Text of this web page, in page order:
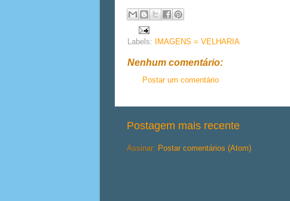
Labels: IMAGENS = VELHARIA
Nenhum comentário:
Postar um comentário
Postagem mais recente
Assinar: Postar comentários (Atom)